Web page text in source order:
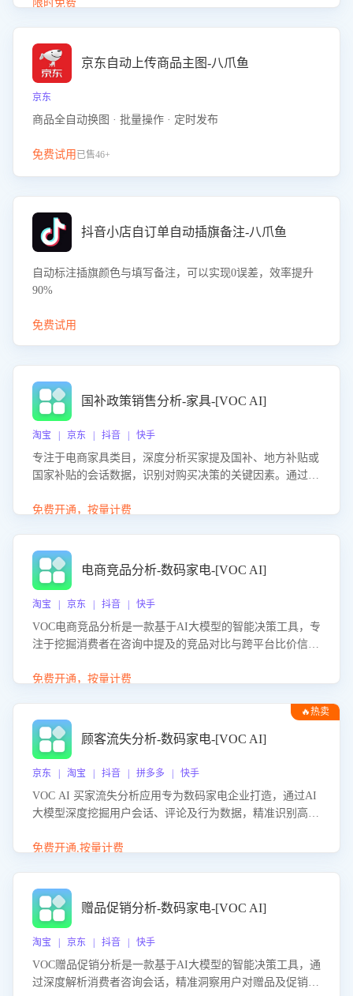
初始化时间，助力企业快速启动智能客服训练
限时免费
京东自动上传商品主图-八爪鱼
京东
商品全自动换图 · 批量操作 · 定时发布
免费试用 已售46+
抖音小店自订单自动插旗备注-八爪鱼
自动标注插旗颜色与填写备注，可以实现0误差，效率提升
90%
免费试用
国补政策销售分析-家具-[VOC AI]
淘宝 | 京东 | 抖音 | 快手
专注于电商家具类目，深度分析买家提及国补、地方补贴或
国家补贴的会话数据，识别对购买决策的关键因素。通过AI
化策略，助力商家利用国补政策提升GMV。
免费开通，按量计费
电商竞品分析-数码家电-[VOC AI]
淘宝 | 京东 | 抖音 | 快手
VOC电商竞品分析是一款基于AI大模型的智能决策工具，专
注于挖掘消费者在咨询中提及的竞品对比与跨平台比价信
商品信息，进行多维度交叉对比，并分析消费者的比价行
企业优化营销话术、突出产品与服务优势，有效提升咨询转
化率，避免陷入单纯价格竞争，实现精准扬长避短。
免费开通，按量计费
🔥热卖
顾客流失分析-数码家电-[VOC AI]
京东 | 淘宝 | 抖音 | 拼多多 | 快手
VOC AI 买家流失分析应用专为数码家电企业打造，通过AI
大模型深度挖掘用户会话、评论及行为数据，精准识别高流
应延迟、竞品价格冲击等。系统自动输出可落地的挽回策
免费开通,按量计费
赠品促销分析-数码家电-[VOC AI]
淘宝 | 京东 | 抖音 | 快手
VOC赠品促销分析是一款基于AI大模型的智能决策工具，通
过深度解析消费者咨询会话，精准洞察用户对赠品及促销政